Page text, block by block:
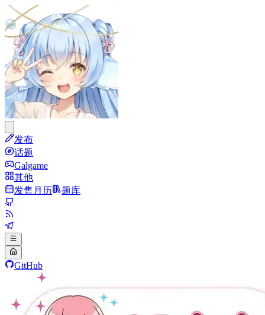
发布
话题
Galgame
其他
发售月历
题库
GitHub